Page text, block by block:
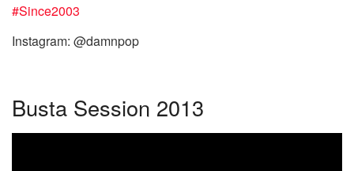
#‎Since2003
Instagram: @damnpop
Busta Session 2013